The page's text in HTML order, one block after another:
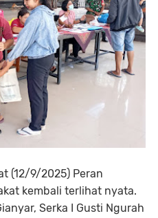
(12/9/2025) Peran
kembali terlihat nyata.
Serka I Gusti Ngurah